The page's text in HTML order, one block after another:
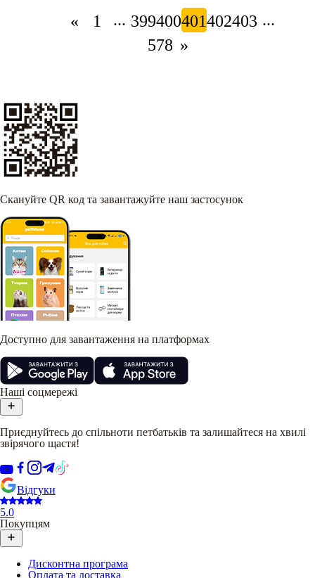
« 1 ... 399400401402403 ...
578 »
Скануйте QR код та завантажуйте наш застосунок
Доступно для завантаження на платформах
Наші соцмережі
Приєднуйтесь до спільноти петбатьків та залишайтеся на хвилі
звірячого щастя!
Відгуки
5.0
Покупцям
Дисконтна програма
Оплата та доставка